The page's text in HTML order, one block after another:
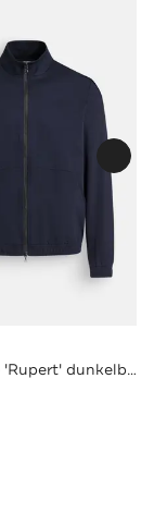
Sweatjacke 'Rupert' dunkelblau